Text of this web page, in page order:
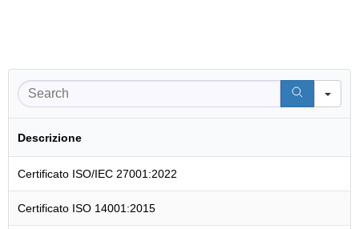
Descrizione
Certificato ISO/IEC 27001:2022
Certificato ISO 14001:2015